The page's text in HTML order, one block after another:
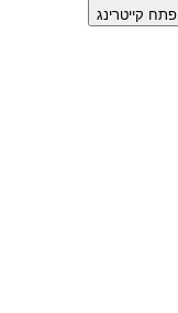
פתח קייטרינג